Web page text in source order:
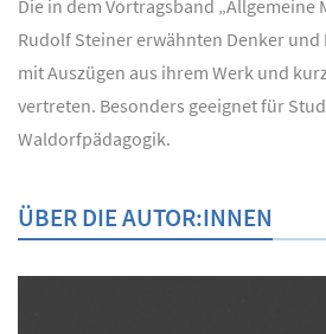
Die in dem Vortragsband „Allgemeine
Rudolf Steiner erwähnten Denker und
mit Auszügen aus ihrem Werk und
vertreten. Besonders geeignet für
Waldorfpädagogik.
ÜBER DIE AUTOR:INNEN